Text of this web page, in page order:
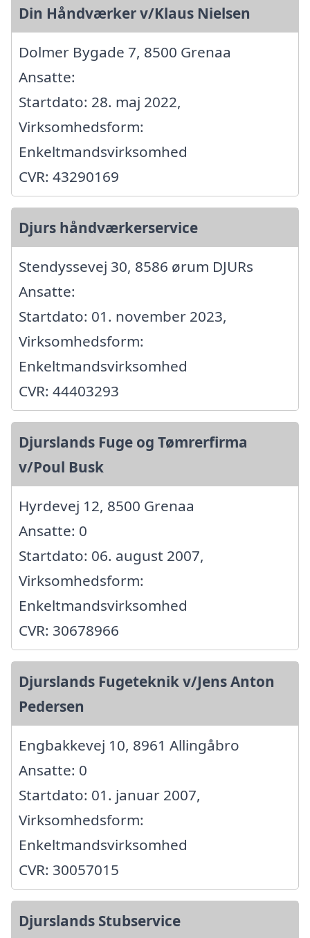
Din Håndværker v/Klaus Nielsen
Dolmer Bygade 7, 8500 Grenaa
Ansatte:
Startdato: 28. maj 2022,
Virksomhedsform:
Enkeltmandsvirksomhed
CVR: 43290169
Djurs håndværkerservice
Stendyssevej 30, 8586 ørum DJURs
Ansatte:
Startdato: 01. november 2023,
Virksomhedsform:
Enkeltmandsvirksomhed
CVR: 44403293
Djurslands Fuge og Tømrerfirma
v/Poul Busk
Hyrdevej 12, 8500 Grenaa
Ansatte: 0
Startdato: 06. august 2007,
Virksomhedsform:
Enkeltmandsvirksomhed
CVR: 30678966
Djurslands Fugeteknik v/Jens Anton
Pedersen
Engbakkevej 10, 8961 Allingåbro
Ansatte: 0
Startdato: 01. januar 2007,
Virksomhedsform:
Enkeltmandsvirksomhed
CVR: 30057015
Djurslands Stubservice